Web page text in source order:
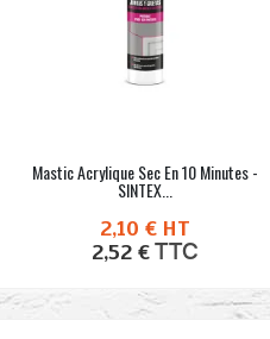
Mastic Acrylique Sec En 10 Minutes -
SINTEX...
2,10 € HT
2,52 € TTC